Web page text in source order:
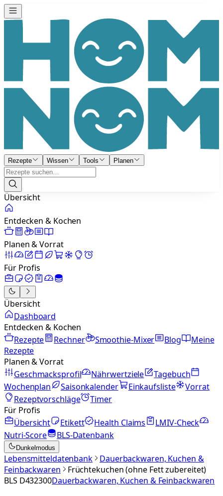
Rezepte Wissen Tools Planen
Übersicht
Entdecken & Kochen
Planen & Vorrat
Für Profis
Übersicht
Dashboard
Entdecken & Kochen
Rezepte
Rechner Smoothie-Mixer Blog
Meine
Rezepte
Planen & Vorrat
Geschmacksprofil
Nährwertziele
Tagebuch
Wochenplan
Saisonkalender Einkaufsliste
Vorrat
Rezeptvorschläge
Timer
Für Profis
Übersicht
Etikett Health Claims
LMIV-Check
Nutri-Score
BLS-Datenbank
Dunkelmodus
Lebensmitteldatenbank
Dauerbackwaren, Kuchen &
Feinbackwaren
Früchtekuchen (ohne Fett zubereitet)
BLS D432300Dauerbackwaren, Kuchen & Feinbackwaren